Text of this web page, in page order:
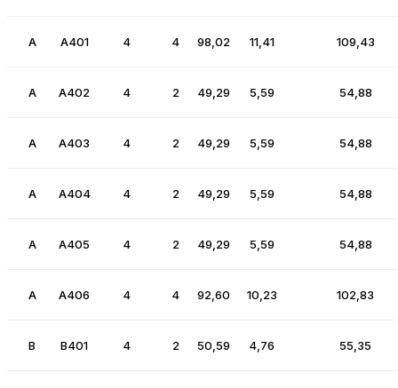
A A401 4 4 98,02 11,41 109,43
A A402 4 2 49,29 5,59 54,88
A A403 4 2 49,29 5,59 54,88
A A404 4 2 49,29 5,59 54,88
A A405 4 2 49,29 5,59 54,88
A A406 4 4 92,60 10,23 102,83
B B401 4 2 50,59 4,76 55,35